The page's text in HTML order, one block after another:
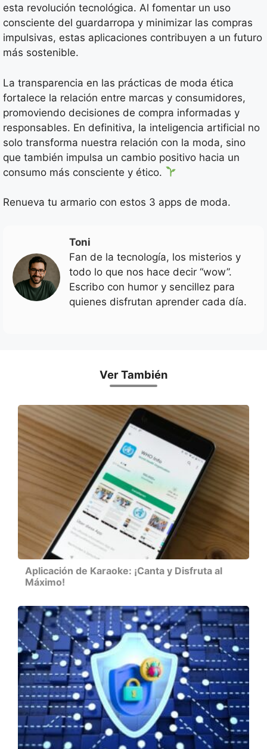
esta revolución tecnológica. Al fomentar un uso
consciente del guardarropa y minimizar las compras
impulsivas, estas aplicaciones contribuyen a un futuro
más sostenible.
La transparencia en las prácticas de moda ética
fortalece la relación entre marcas y consumidores,
promoviendo decisiones de compra informadas y
responsables. En definitiva, la inteligencia artificial no
solo transforma nuestra relación con la moda, sino
que también impulsa un cambio positivo hacia un
consumo más consciente y ético.
Renueva tu armario con estos 3 apps de moda.
Toni
Fan de la tecnología, los misterios y
todo lo que nos hace decir “wow”.
Escribo con humor y sencillez para
quienes disfrutan aprender cada día.
Ver También
Aplicación de Karaoke: ¡Canta y Disfruta al
Máximo!